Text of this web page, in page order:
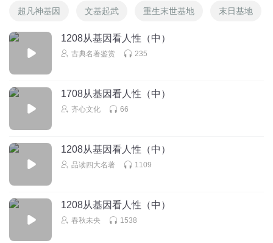
超凡神基因 文基起武 重生末世基地 末日基地
1208从基因看人性（中）
古典名著鉴赏 235
1708从基因看人性（中）
齐心文化 66
1208从基因看人性（中）
品读四大名著 1109
1208从基因看人性（中）
春秋未央 1538